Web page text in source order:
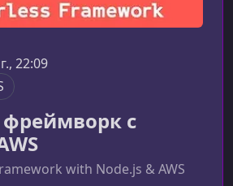
22:09
фреймворк с
with Node.js & AWS